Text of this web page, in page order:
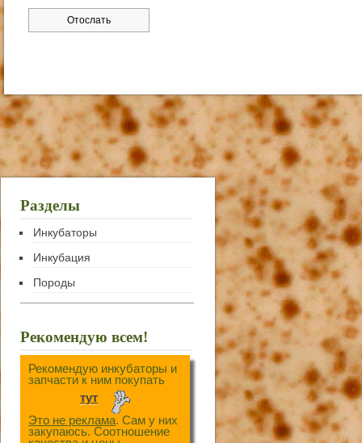
Разделы
Инкубаторы
Инкубация
Породы
Рекомендую всем!
Рекомендую инкубаторы и
запчасти к ним покупать
тут
Это не реклама. Сам у них
закупаюсь. Соотношение